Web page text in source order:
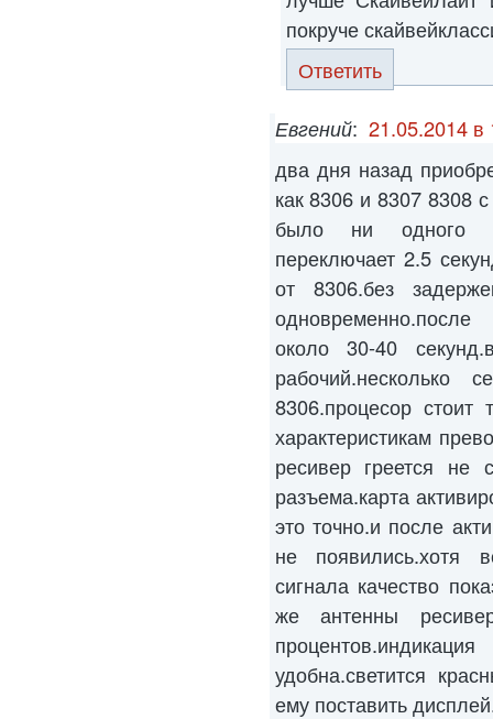
покруче
Ответить
Евгений: 21.05.2014 в
два дня назад
как 8306 и 8307 8308
было ни одного
переключает 2.5
от 8306.без
около 30-40
рабочий.несколько
8306.процесор
характеристикам
ресивер греется не
разъема.карта
это точно.и после
не появились.хотя
сигнала качество
же антенны
удобна.светится
ему поставить